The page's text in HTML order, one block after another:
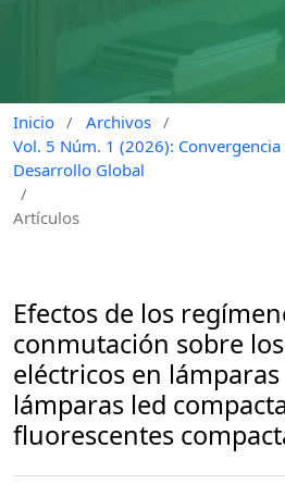
Inicio / Archivos /
Vol. 5 Núm. 1 (2026):
Desarrollo Global
/
Artículos
Efectos de los
conmutación sobre
eléctricos en
lámparas led
fluorescentes